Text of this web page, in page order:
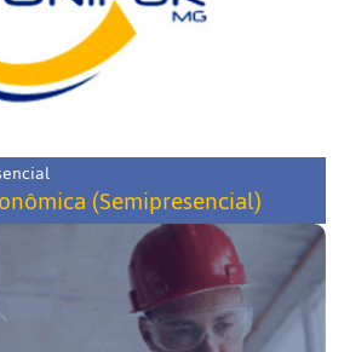
(Semipresencial)